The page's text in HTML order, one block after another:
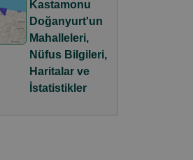
Kastamonu
Doğanyurt'un
Mahalleleri,
Nüfus Bilgileri,
Haritalar ve
İstatistikler